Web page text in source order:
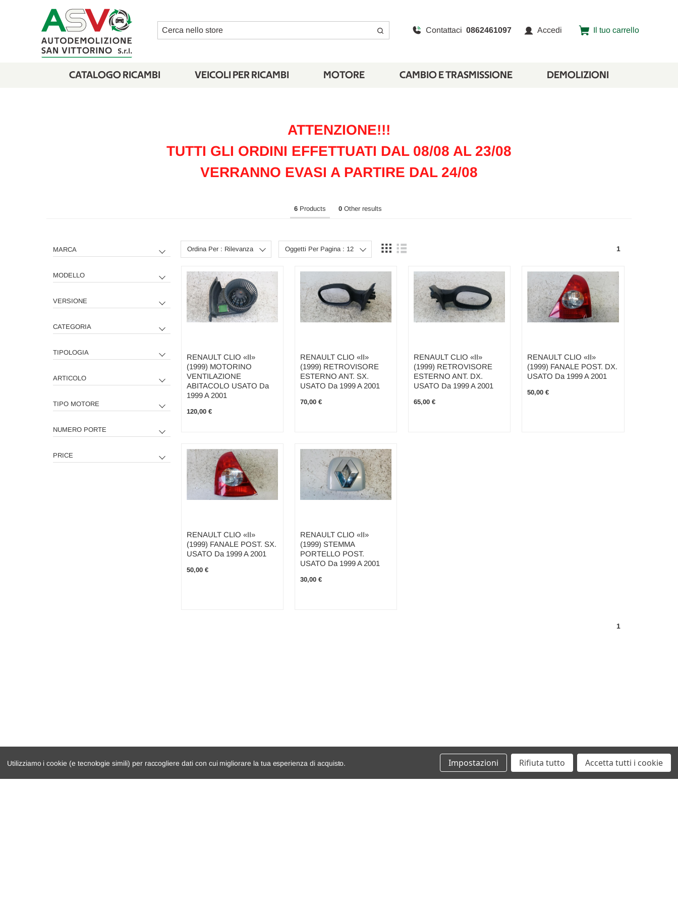
Cerca Contattaci 0862461097 Accedi Il tuo carrello
CATALOGO RICAMBI VEICOLI PER RICAMBI MOTORE CAMBIO E TRASMISSIONE DEMOLIZIONI
ATTENZIONE!!!
TUTTI GLI ORDINI EFFETTUATI DAL 08/08 AL 23/08
VERRANNO EVASI A PARTIRE DAL 24/08
6Products 0Other results
MARCA
MODELLO
VERSIONE
CATEGORIA
TIPOLOGIA
ARTICOLO
TIPO MOTORE
NUMERO PORTE
PRICE
Ordina Per : Rilevanza Oggetti Per Pagina : 12 1
RENAULT CLIO «II»
(1999) MOTORINO
VENTILAZIONE
ABITACOLO USATO Da
1999 A 2001
120,00 €
RENAULT CLIO «II»
(1999) RETROVISORE
ESTERNO ANT. SX.
USATO Da 1999 A 2001
70,00 €
RENAULT CLIO «II»
(1999) RETROVISORE
ESTERNO ANT. DX.
USATO Da 1999 A 2001
65,00 €
RENAULT CLIO «II»
(1999) FANALE POST. DX.
USATO Da 1999 A 2001
50,00 €
RENAULT CLIO «II»
(1999) FANALE POST. SX.
USATO Da 1999 A 2001
50,00 €
RENAULT CLIO «II»
(1999) STEMMA
PORTELLO POST.
USATO Da 1999 A 2001
30,00 €
1
Utilizziamo i cookie (e tecnologie simili) per raccogliere dati con cui migliorare la tua esperienza di acquisto. Impostazioni Rifiuta tutto Accetta tutti i cookie